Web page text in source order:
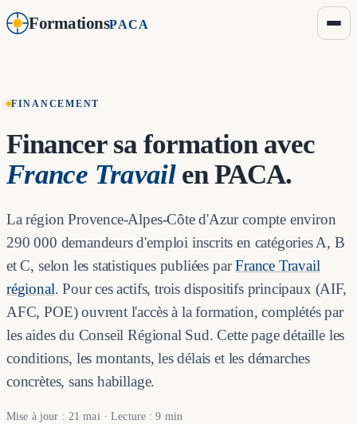
FormationsPACA
FINANCEMENT
Financer sa formation avec
France Travailen PACA.
La région Provence-Alpes-Côte d'Azur compte environ
290 000 demandeurs d'emploi inscrits en catégories A, B
et C, selon les statistiques publiées parFrance Travail
régional. Pour ces actifs, trois dispositifs principaux (AIF,
AFC, POE) ouvrent l'accès à la formation, complétés par
les aides du Conseil Régional Sud. Cette page détaille les
conditions, les montants, les délais et les démarches
concrètes, sans habillage.
Mise à jour : 21 mai · Lecture : 9 min